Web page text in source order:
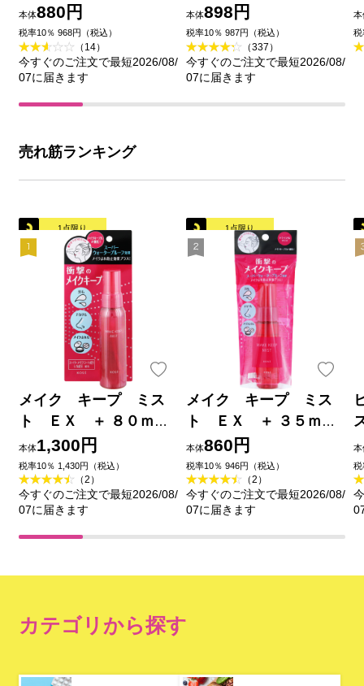
ド ２５ｍｍ×３ｍ巻
本体880円
税率10％ 968円（税込）
（14）
今すぐのご注文で最短2026/08/
07に届きます
ィーの香り ６０ｍＬ 花
王
本体898円
税率10％ 987円（税込）
（337）
今すぐのご注文で最短2026/08/
07に届きます
本
税
売れ筋ランキング
1点限り
メイク キープ ミス
ト ＥＸ ＋ ８０ｍＬ
コーセー
本体1,300円
税率10％ 1,430円（税込）
（2）
今すぐのご注文で最短2026/08/
07に届きます
1点限り
メイク キープ ミス
ト ＥＸ ＋ ３５ｍＬ
コーセー
本体860円
税率10％ 946円（税込）
（2）
今すぐのご注文で最短2026/08/
07に届きます
本
税
カテゴリから探す